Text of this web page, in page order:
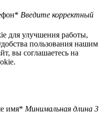
Введите корректный
для улучшения работы,
пользования нашим
вы соглашаетесь на
имя* Минимальная длина 3